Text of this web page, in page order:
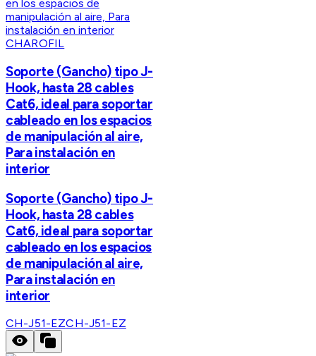
CHAROFIL
Soporte (Gancho) tipo J-
Hook, hasta 28 cables
Cat6, ideal para soportar
cableado en los espacios
de manipulación al aire,
Para instalación en
interior
Soporte (Gancho) tipo J-
Hook, hasta 28 cables
Cat6, ideal para soportar
cableado en los espacios
de manipulación al aire,
Para instalación en
interior
CH-J51-EZCH-J51-EZ